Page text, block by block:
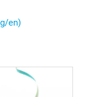
en)